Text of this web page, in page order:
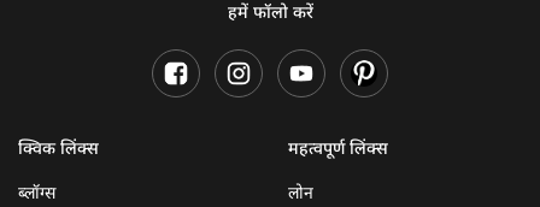
हमें फॉलो करें
क्विक लिंक्स
ब्लॉग्स
महत्वपूर्ण लिंक्स
लोन